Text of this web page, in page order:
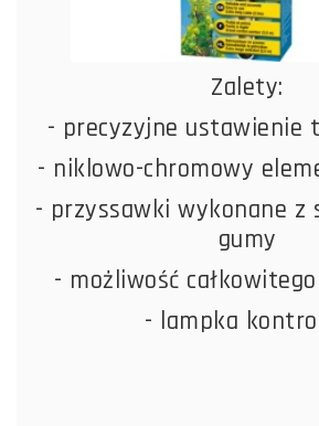
Zalety:
- precyzyjne ustawienie
- niklowo-chromowy
- przyssawki wykonane z
gumy
- możliwość
- lampka